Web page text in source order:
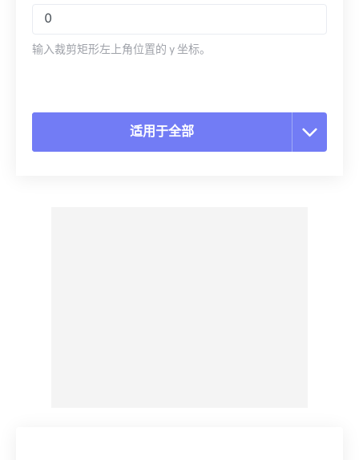
输入裁剪矩形左上角位置的 y 坐标。
适用于全部